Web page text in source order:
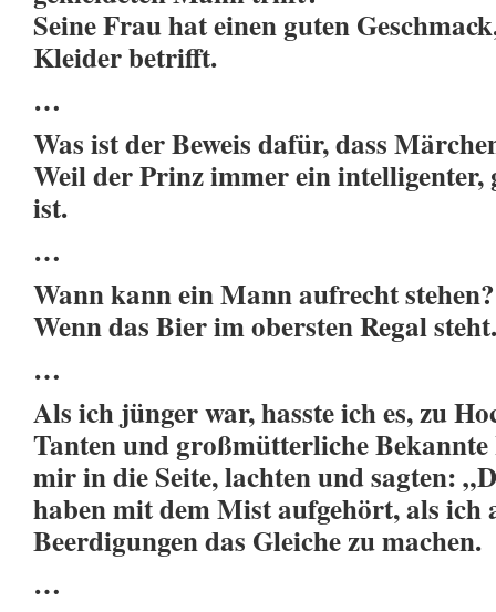
Seine Frau hat einen guten
Kleider betrifft.
…
Was ist der Beweis dafür, dass
Weil der Prinz immer ein intelligenter,
ist.
…
Wann kann ein Mann aufrecht stehen?
Wenn das Bier im obersten Regal steht.
…
Als ich jünger war, hasste ich es, zu
Tanten und großmütterliche
mir in die Seite, lachten und sagten:
haben mit dem Mist aufgehört, als ich
Beerdigungen das Gleiche zu machen.
…